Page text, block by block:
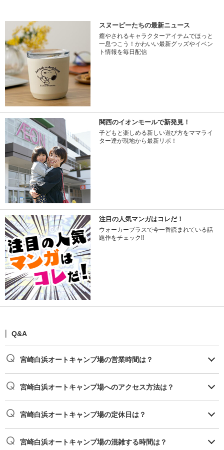
スヌーピーたちの最新ニュース
癒やされるキャラクターアイテムでほっと
一息つこう！かわいい最新グッズやイベン
ト情報を毎日配信
関西のイオンモールで新発見！
子どもと楽しめる新しい遊び方をママライ
ター達が現地から最新リポ！
注目の人気マンガはコレだ！
ウォーカープラスで今一番読まれている話
題作をチェック!!
Q&A
宮崎白浜オートキャンプ場の営業時間は？
宮崎白浜オートキャンプ場へのアクセス方法は？
宮崎白浜オートキャンプ場の定休日は？
宮崎白浜オートキャンプ場の混雑する時間は？